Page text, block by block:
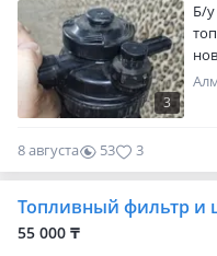
3
Б/y
8 августа 53 3
Топливный фильтр и
55 000 ₸